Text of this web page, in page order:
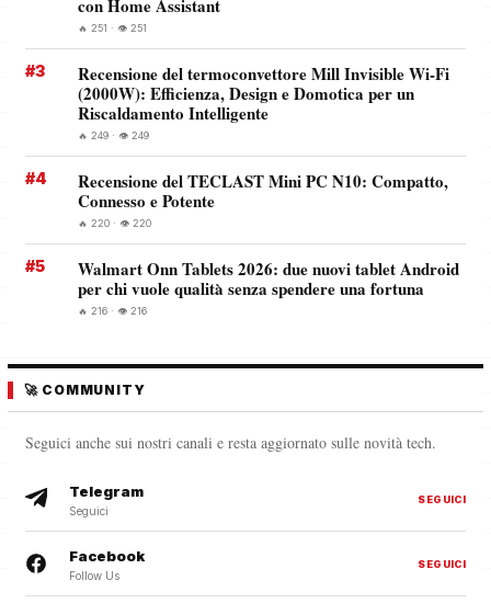
con Home Assistant
🔥 251 · 👁️ 251
#3
Recensione del termoconvettore Mill Invisible Wi-Fi
(2000W): Efficienza, Design e Domotica per un
Riscaldamento Intelligente
🔥 249 · 👁️ 249
#4
Recensione del TECLAST Mini PC N10: Compatto,
Connesso e Potente
🔥 220 · 👁️ 220
#5
Walmart Onn Tablets 2026: due nuovi tablet Android
per chi vuole qualità senza spendere una fortuna
🔥 216 · 👁️ 216
🚀 COMMUNITY
Seguici anche sui nostri canali e resta aggiornato sulle novità tech.
Telegram
Seguici
SEGUICI
Facebook
Follow Us
SEGUICI